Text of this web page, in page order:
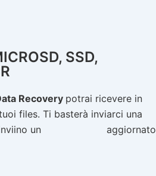
SSD,
Recovery potrai ricevere in
files. Ti basterà inviarci una
un
aggiornato